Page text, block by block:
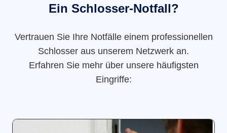
Ein Schlosser-Notfall?
Vertrauen Sie Ihre Notfälle einem professionellen
Schlosser aus unserem Netzwerk an.
Erfahren Sie mehr über unsere häufigsten
Eingriffe: